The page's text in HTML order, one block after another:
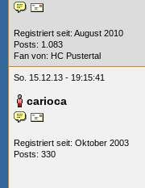
Registriert seit: August 2010
Posts: 1.083
Fan von: HC Pustertal
So. 15.12.13 - 19:15:41
carioca
Registriert seit: Oktober 2003
Posts: 330